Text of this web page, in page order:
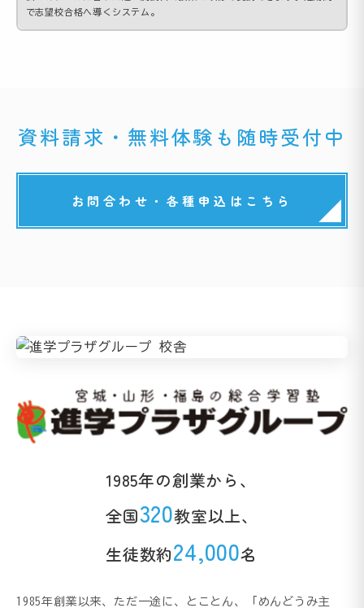
で志望校合格へ導くシステム。
資料請求・無料体験も随時受付中
お問合わせ・各種申込はこちら
1985年の創業から、
全国320教室以上、
生徒数約24,000名
1985年創業以来、ただ一途に、とことん、「めんどうみ主